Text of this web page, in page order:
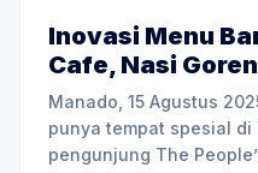
Inovasi Menu
Cafe, Nasi
Manado, 15 Agustus
punya tempat spesial
pengunjung The People’s Cafe. Tapi